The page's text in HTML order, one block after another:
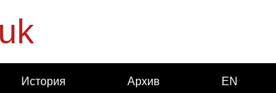
История Архив EN